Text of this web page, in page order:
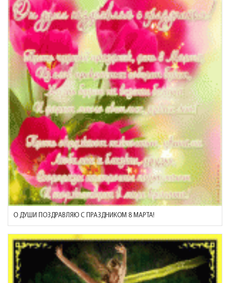
О ДУШИ ПОЗДРАВЛЯЮ С ПРАЗДНИКОМ 8 МАРТА!